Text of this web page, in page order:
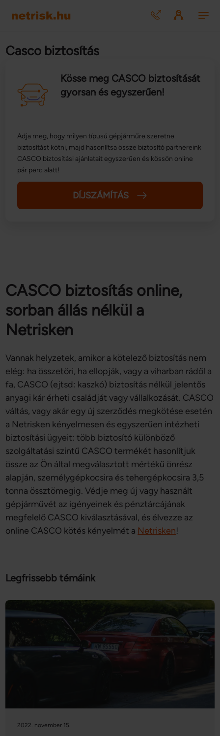
Casco biztosítás
Kösse meg CASCO biztosítását
gyorsan és egyszerűen!
Adja meg, hogy milyen típusú gépjárműre szeretne
biztosítást kötni, majd hasonlítsa össze biztosító partnereink
CASCO biztosítási ajánlatait egyszerűen és kössön online
pár perc alatt!
DÍJSZÁMÍTÁS
CASCO biztosítás online,
sorban állás nélkül a
Netrisken
Vannak helyzetek, amikor a kötelező biztosítás nem
elég: ha összetöri, ha ellopják, vagy a viharban rádől a
fa, CASCO (ejtsd: kaszkó) biztosítás nélkül jelentős
anyagi kár érheti családját vagy vállalkozását. CASCO
váltás, vagy akár egy új szerződés megkötése esetén
a Netrisken kényelmesen és egyszerűen intézheti
biztosítási ügyeit: több biztosító különböző
szolgáltatási szintű CASCO termékét hasonlítjuk
össze az Ön által megválasztott mértékű önrész
alapján, személygépkocsira és tehergépkocsira 3,5
tonna össztömegig. Védje meg új vagy használt
gépjárművét az igényeinek és pénztárcájának
megfelelő CASCO kiválasztásával, és élvezze az
online CASCO kötés kényelmét a Netrisken!
Legfrissebb témáink
2022. november 15.